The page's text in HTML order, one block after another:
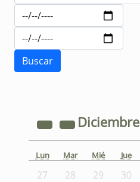
Diciembre
Lun Mar Mié Jue
27 28 29 30